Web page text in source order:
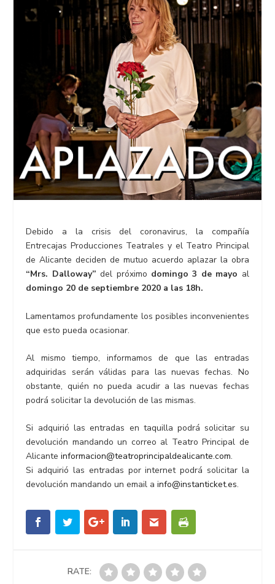
Debido a la crisis del coronavirus, la compañía
Entrecajas Producciones Teatrales y el Teatro Principal
de Alicante deciden de mutuo acuerdo aplazar la obra
“Mrs. Dalloway” del próximo domingo 3 de mayo al
domingo 20 de septiembre 2020 a las 18h.
Lamentamos profundamente los posibles inconvenientes
que esto pueda ocasionar.
Al mismo tiempo, informamos de que las entradas
adquiridas serán válidas para las nuevas fechas. No
obstante, quién no pueda acudir a las nuevas fechas
podrá solicitar la devolución de las mismas.
Si adquirió las entradas en taquilla podrá solicitar su
devolución mandando un correo al Teatro Principal de
Alicanteinformacion@teatroprincipaldealicante.com.
Si adquirió las entradas por internet podrá solicitar la
devolución mandando un email ainfo@instanticket.es.
RATE: